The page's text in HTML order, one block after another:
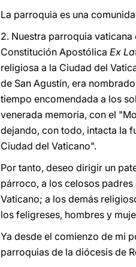
La parroquia es una
2. Nuestra parroquia
Constitución Apostólica Ex
religiosa a la Ciudad del
de San Agustín, era
tiempo encomendada a los
venerada memoria, con el
dejando, con todo, intacta la
Ciudad del Vaticano".
Por tanto, deseo dirigir un
párroco, a los celosos
Vaticano; a los demás
los feligreses, hombres y
Ya desde el comienzo de mi
parroquias de la diócesis de